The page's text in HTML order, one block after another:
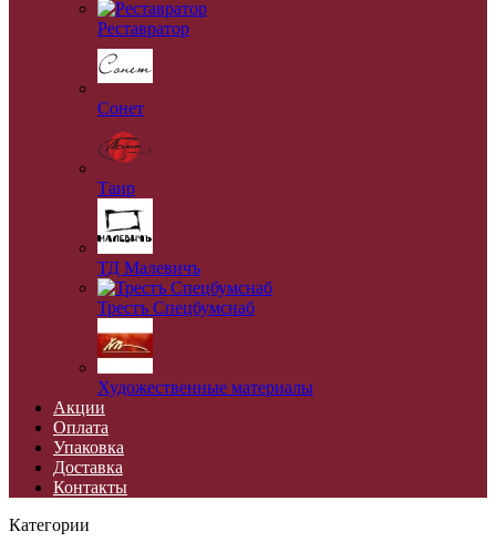
Реставратор
Сонет
Таир
ТД Малевичъ
Трестъ Спецбумснаб
Художественные материалы
Акции
Оплата
Упаковка
Доставка
Контакты
Категории